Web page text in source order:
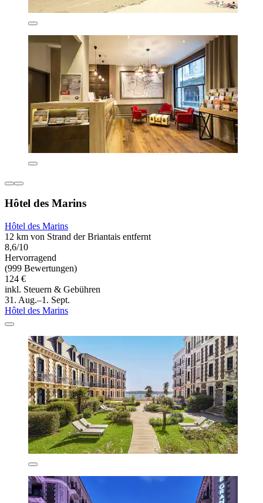
Hôtel des Marins
Hôtel des Marins
12 km von Strand der Briantais entfernt
8,6/10
Hervorragend
(999 Bewertungen)
124 €
inkl. Steuern & Gebühren
31. Aug.–1. Sept.
Hôtel des Marins